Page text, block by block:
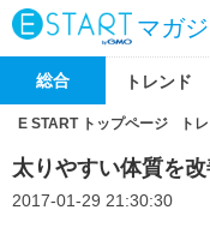
マガ
総合 トレンド
E START トップページ ト
太りやすい体質を
2017-01-29 21:30:30